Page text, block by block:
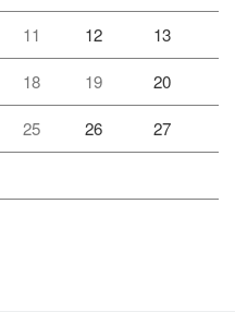
11 12 13
18 19 20
25 26 27